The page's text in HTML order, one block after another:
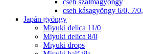
cseh szalmagyöngy
cseh kásagyöngy 6/0, 7/
Japán gyöngy
Miyuki delica 11/0
Miyuki delica 8/0
Miyuki drops